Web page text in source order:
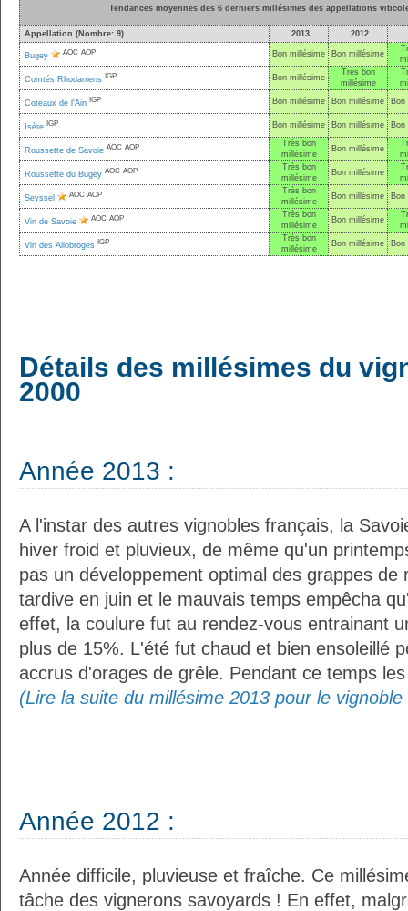
Tendances moyennes des 6 derniers millésimes des appellations
Appellation (Nombre: 9) 2013 2012
Bugey AOC AOP Bon millésime Bon millésime
Comtés Rhodaniens IGP Bon millésime
Très bon
millésime
Coteaux de l'Ain IGP Bon millésime Bon millésime Bon
Isère IGP Bon millésime Bon millésime Bon
Roussette de Savoie AOC AOP
Très bon
millésime
Bon millésime
Roussette du Bugey AOC AOP
Très bon
millésime
Bon millésime
Seyssel AOC AOP
Très bon
millésime
Bon millésime Bon
Vin de Savoie AOC AOP
Très bon
millésime
Bon millésime
Vin des Allobroges IGP
Très bon
millésime
Bon millésime Bon
Détails des millésimes du
2000
Année 2013 :
A l'instar des autres vignobles français, la
hiver froid et pluvieux, de même qu'un
pas un développement optimal des grappes de
tardive en juin et le mauvais temps empêcha
effet, la coulure fut au rendez-vous entrainant
plus de 15%. L'été fut chaud et bien ensoleillé
accrus d'orages de grêle. Pendant ce temps
(Lire la suite du millésime 2013 pour le
Année 2012 :
Année difficile, pluvieuse et fraîche. Ce
tâche des vignerons savoyards ! En effet,